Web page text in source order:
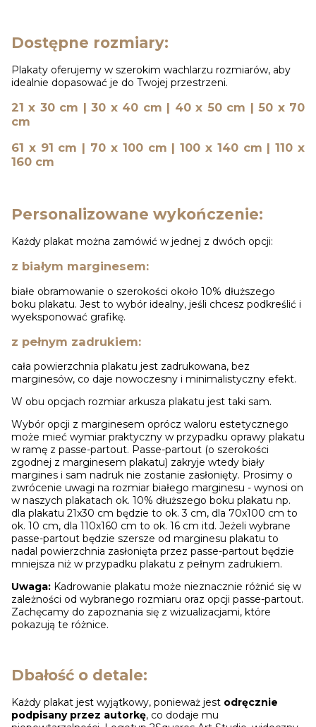
Dostępne rozmiary:
Plakaty oferujemy w szerokim wachlarzu rozmiarów, aby
idealnie dopasować je do Twojej przestrzeni.
21 x 30 cm | 30 x 40 cm | 40 x 50 cm | 50 x 70
cm
61 x 91 cm | 70 x 100 cm | 100 x 140 cm | 110 x
160 cm
Personalizowane wykończenie:
Każdy plakat można zamówić w jednej z dwóch opcji:
z białym marginesem:
białe obramowanie o szerokości około 10% dłuższego
boku plakatu. Jest to wybór idealny, jeśli chcesz podkreślić i
wyeksponować grafikę.
z pełnym zadrukiem:
cała powierzchnia plakatu jest zadrukowana, bez
marginesów, co daje nowoczesny i minimalistyczny efekt.
W obu opcjach rozmiar arkusza plakatu jest taki sam.
Wybór opcji z marginesem oprócz waloru estetycznego
może mieć wymiar praktyczny w przypadku oprawy plakatu
w ramę z passe-partout. Passe-partout (o szerokości
zgodnej z marginesem plakatu) zakryje wtedy biały
margines i sam nadruk nie zostanie zasłonięty. Prosimy o
zwrócenie uwagi na rozmiar białego marginesu - wynosi on
w naszych plakatach ok. 10% dłuższego boku plakatu np.
dla plakatu 21x30 cm będzie to ok. 3 cm, dla 70x100 cm to
ok. 10 cm, dla 110x160 cm to ok. 16 cm itd. Jeżeli wybrane
passe-partout będzie szersze od marginesu plakatu to
nadal powierzchnia zasłonięta przez passe-partout będzie
mniejsza niż w przypadku plakatu z pełnym zadrukiem.
Uwaga: Kadrowanie plakatu może nieznacznie różnić się w
zależności od wybranego rozmiaru oraz opcji passe-partout.
Zachęcamy do zapoznania się z wizualizacjami, które
pokazują te różnice.
Dbałość o detale:
Każdy plakat jest wyjątkowy, ponieważ jest odręcznie
podpisany przez autorkę, co dodaje mu